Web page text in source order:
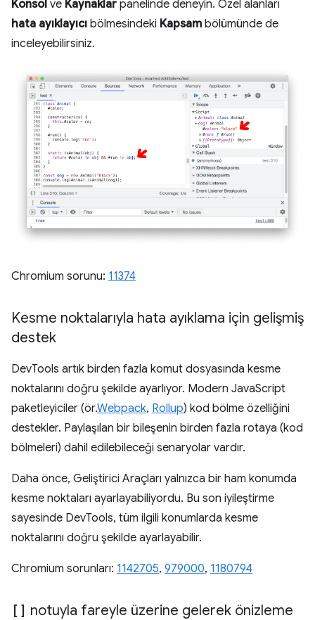
Konsol ve Kaynaklar panelinde deneyin. Özel alanları
hata ayıklayıcı bölmesindeki Kapsam bölümünde de
inceleyebilirsiniz.
Chromium sorunu: 11374
Kesme noktalarıyla hata ayıklama için gelişmiş
destek
DevTools artık birden fazla komut dosyasında kesme
noktalarını doğru şekilde ayarlıyor. Modern JavaScript
paketleyiciler (ör.Webpack, Rollup) kod bölme özelliğini
destekler. Paylaşılan bir bileşenin birden fazla rotaya (kod
bölmeleri) dahil edilebileceği senaryolar vardır.
Daha önce, Geliştirici Araçları yalnızca bir ham konumda
kesme noktaları ayarlayabiliyordu. Bu son iyileştirme
sayesinde DevTools, tüm ilgili konumlarda kesme
noktalarını doğru şekilde ayarlayabilir.
Chromium sorunları: 1142705, 979000, 1180794
[] notuyla fareyle üzerine gelerek önizleme